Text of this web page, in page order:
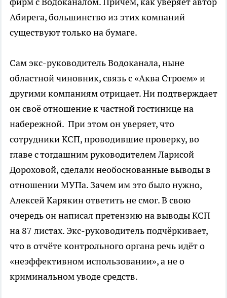
Абирега, большинство из этих компаний
существуют только на бумаге.
Сам экс-руководитель Водоканала, ныне
областной чиновник, связь с «Аква Строем» и
другими компаниям отрицает. Ни подтверждает
он своё отношение к частной гостинице на
набережной. При этом он уверяет, что
сотрудники КСП, проводившие проверку, во
главе с тогдашним руководителем Ларисой
Дороховой, сделали необоснованные выводы в
отношении МУПа. Зачем им это было нужно,
Алексей Карякин ответить не смог. В свою
очередь он написал претензию на выводы КСП
на 87 листах. Экс-руководитель подчёркивает,
что в отчёте контрольного органа речь идёт о
«неэффективном использовании», а не о
криминальном уводе средств.